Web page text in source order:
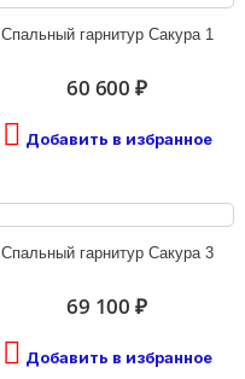
Спальный гарнитур Сакура 1
60 600 ₽
Добавить в избранное
Спальный гарнитур Сакура 3
69 100 ₽
Добавить в избранное